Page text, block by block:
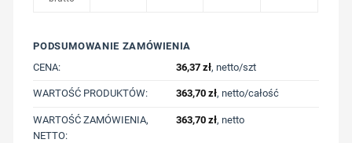
PODSUMOWANIE ZAMÓWIENIA
CENA:
36,37 zł, netto/szt
WARTOŚĆ PRODUKTÓW: 363,70 zł, netto/całość
WARTOŚĆ ZAMÓWIENIA,
NETTO:
363,70 zł, netto